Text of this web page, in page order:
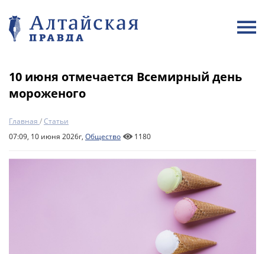
10 июня отмечается Всемирный день
мороженого
Главная /Статьи
07:09, 10 июня 2026г, Общество 1180